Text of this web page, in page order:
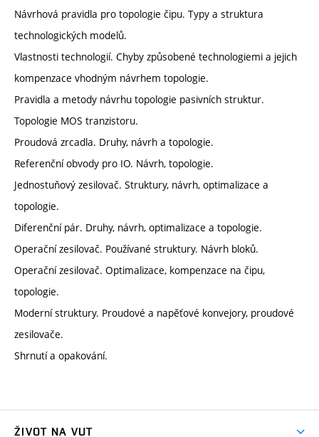
Návrhová pravidla pro topologie čipu. Typy a struktura
technologických modelů.
Vlastnosti technologií. Chyby způsobené technologiemi a jejich
kompenzace vhodným návrhem topologie.
Pravidla a metody návrhu topologie pasivních struktur.
Topologie MOS tranzistoru.
Proudová zrcadla. Druhy, návrh a topologie.
Referenční obvody pro IO. Návrh, topologie.
Jednostuňový zesilovač. Struktury, návrh, optimalizace a
topologie.
Diferenční pár. Druhy, návrh, optimalizace a topologie.
Operační zesilovač. Používané struktury. Návrh bloků.
Operační zesilovač. Optimalizace, kompenzace na čipu,
topologie.
Moderní struktury. Proudové a napěťové konvejory, proudové
zesilovače.
Shrnutí a opakování.
ŽIVOT NA VUT